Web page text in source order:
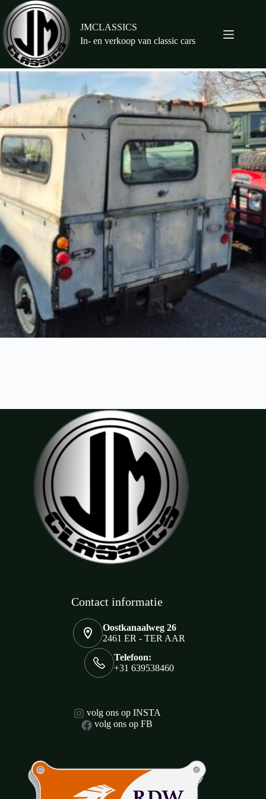
naar
de
inhoud
JMCLASSICS
In- en verkoop van classic cars
Contact informatie
Oostkanaalweg 26
2461 ER - TER AAR
Telefoon:
+31 639538460
volg ons op INSTA
volg ons op FB